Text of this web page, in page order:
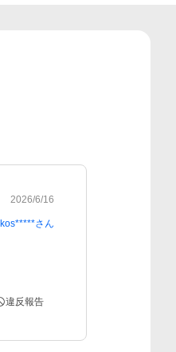
2026/6/16
kos*****さん
違反報告